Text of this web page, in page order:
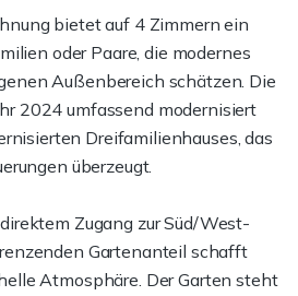
bietet auf 4 Zimmern ein
oder Paare, die modernes
Außenbereich schätzen. Die
2024 umfassend modernisiert
Dreifamilienhauses, das
überzeugt.
Zugang zur Süd/West-
Gartenanteil schafft
Atmosphäre. Der Garten steht